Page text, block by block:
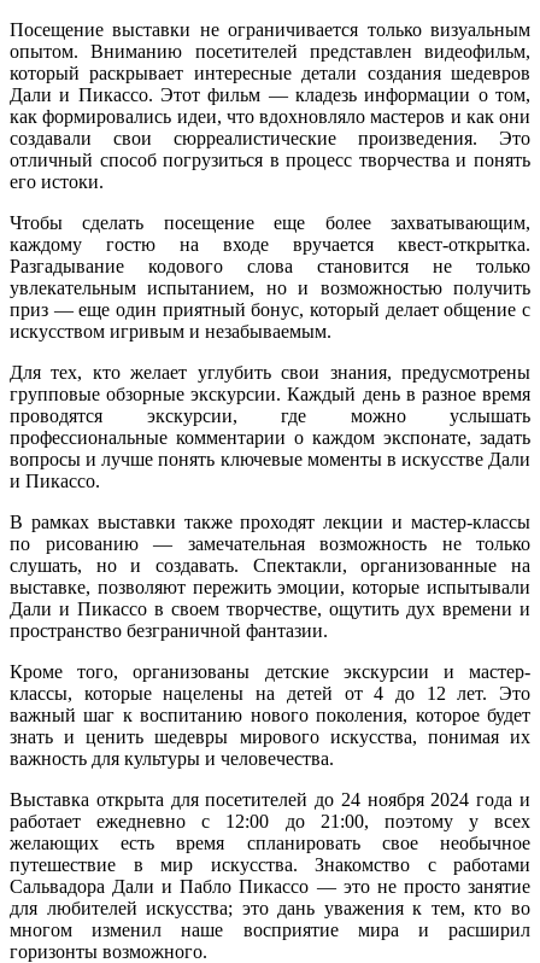
Посещение выставки не ограничивается только визуальным
опытом. Вниманию посетителей представлен видеофильм,
который раскрывает интересные детали создания шедевров
Дали и Пикассо. Этот фильм — кладезь информации о том,
как формировались идеи, что вдохновляло мастеров и как они
создавали свои сюрреалистические произведения. Это
отличный способ погрузиться в процесс творчества и понять
его истоки.
Чтобы сделать посещение еще более захватывающим,
каждому гостю на входе вручается квест-открытка.
Разгадывание кодового слова становится не только
увлекательным испытанием, но и возможностью получить
приз — еще один приятный бонус, который делает общение с
искусством игривым и незабываемым.
Для тех, кто желает углубить свои знания, предусмотрены
групповые обзорные экскурсии. Каждый день в разное время
проводятся экскурсии, где можно услышать
профессиональные комментарии о каждом экспонате, задать
вопросы и лучше понять ключевые моменты в искусстве Дали
и Пикассо.
В рамках выставки также проходят лекции и мастер-классы
по рисованию — замечательная возможность не только
слушать, но и создавать. Спектакли, организованные на
выставке, позволяют пережить эмоции, которые испытывали
Дали и Пикассо в своем творчестве, ощутить дух времени и
пространство безграничной фантазии.
Кроме того, организованы детские экскурсии и мастер-
классы, которые нацелены на детей от 4 до 12 лет. Это
важный шаг к воспитанию нового поколения, которое будет
знать и ценить шедевры мирового искусства, понимая их
важность для культуры и человечества.
Выставка открыта для посетителей до 24 ноября 2024 года и
работает ежедневно с 12:00 до 21:00, поэтому у всех
желающих есть время спланировать свое необычное
путешествие в мир искусства. Знакомство с работами
Сальвадора Дали и Пабло Пикассо — это не просто занятие
для любителей искусства; это дань уважения к тем, кто во
многом изменил наше восприятие мира и расширил
горизонты возможного.